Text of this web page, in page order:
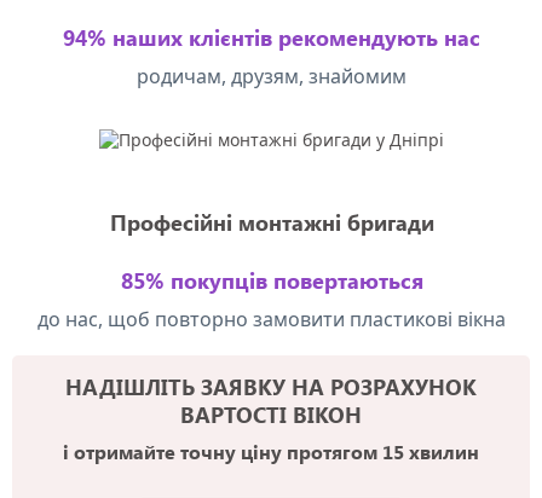
94% наших клієнтів рекомендують нас
родичам, друзям, знайомим
Професійні монтажні бригади
85% покупців повертаються
до нас, щоб повторно замовити пластикові вікна
НАДІШЛІТЬ ЗАЯВКУ НА РОЗРАХУНОК
ВАРТОСТІ ВІКОН
і отримайте точну ціну протягом 15 хвилин